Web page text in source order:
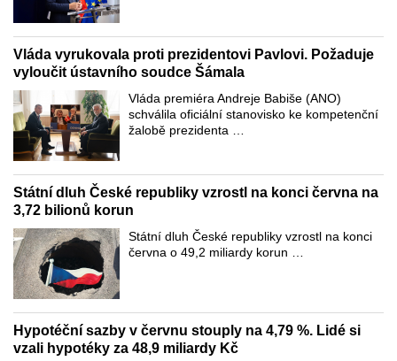
Vláda vyrukovala proti prezidentovi Pavlovi. Požaduje
vyloučit ústavního soudce Šámala
Vláda premiéra Andreje Babiše (ANO)
schválila oficiální stanovisko ke kompetenční
žalobě prezidenta …
Státní dluh České republiky vzrostl na konci června na
3,72 bilionů korun
Státní dluh České republiky vzrostl na konci
června o 49,2 miliardy korun …
Hypotéční sazby v červnu stouply na 4,79 %. Lidé si
vzali hypotéky za 48,9 miliardy Kč